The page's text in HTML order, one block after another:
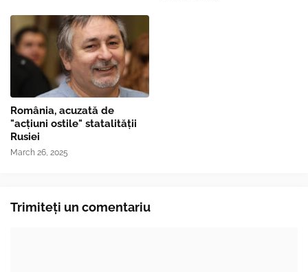
România, acuzată de
"acțiuni ostile" statalității
Rusiei
March 26, 2025
Trimiteți un comentariu